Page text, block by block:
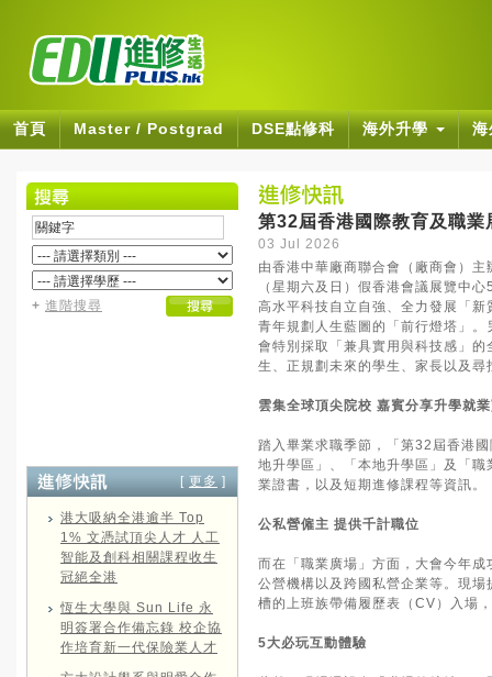
首頁 Master / Postgrad DSE點修科 海外升學
+ 進階搜尋
[ 更多 ]
港大吸納全港逾半 Top
1% 文憑試頂尖人才 人工
智能及創科相關課程收生
冠絕全港
恆生大學與 Sun Life 永
明簽署合作備忘錄 校企協
作培育新一代保險業人才
第32屆香港國際教育及職
03 Jul 2026
由香港中華廠商聯合會（廠商會）
（星期六及日）假香港會議展覽中
高水平科技自立自強、全力發展「
青年規劃人生藍圖的「前行燈塔」
會特別採取「兼具實用與科技感」
生、正規劃未來的學生、家長以及
雲集全球頂尖院校 嘉賓分享升學就
踏入畢業求職季節，「第32屆香港
地升學區」、「本地升學區」及「
業證書，以及短期進修課程等資訊。
公私營僱主 提供千計職位
而在「職業廣場」方面，大會今年
公營機構以及跨國私營企業等。現
槽的上班族帶備履歷表（CV）入場
5大必玩互動體驗